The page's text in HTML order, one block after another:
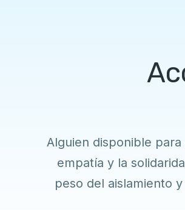
Alguien disponible
empatía y la
peso del aislamiento